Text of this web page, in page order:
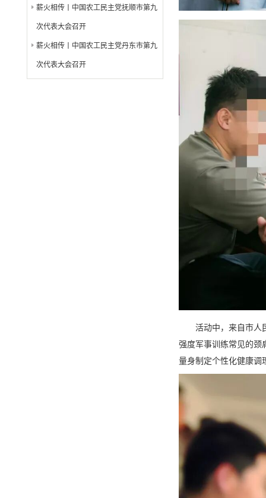
薪火相传丨中国农工民主党抚顺市第九
次代表大会召开
薪火相传丨中国农工民主党丹东市第九
次代表大会召开
活动中，来自市人
强度军事训练常见的颈
量身制定个性化健康调